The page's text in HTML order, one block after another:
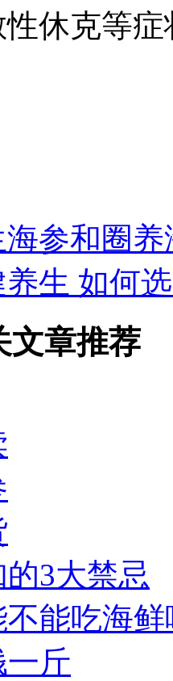
休克等症
海参和圈
生 如何
文章推荐
3大禁忌
能吃海鲜
斤